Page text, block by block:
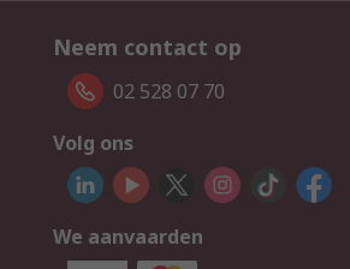
Neem contact op
02 528 07 70
Volg ons
We aanvaarden